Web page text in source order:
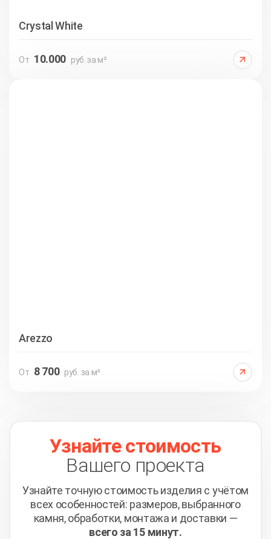
Crystal White
От 10.000 руб. за м²
Arezzo
От 8 700 руб. за м²
Узнайте стоимость
Вашего проекта
Узнайте точную стоимость изделия с учётом
всех особенностей: размеров, выбранного
камня, обработки, монтажа и доставки —
всего за 15 минут.